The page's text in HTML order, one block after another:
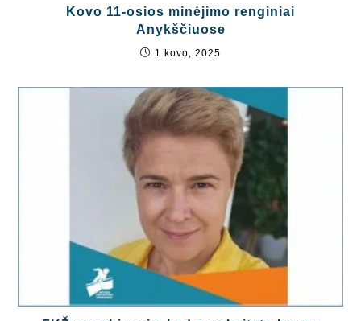
Kovo 11-osios minėjimo renginiai
Anykščiuose
1 kovo, 2025